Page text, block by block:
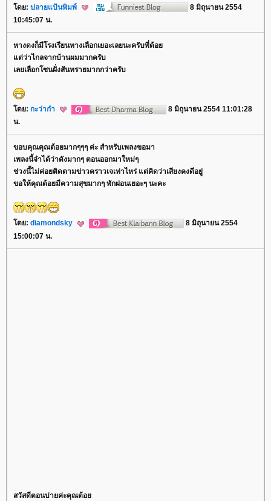
ดย: ปลายแป้นพิมพ์
8 มิถุนายน 2554
10:45:07 น.
หางดงก็มีโรงเรียนทางเลือกเยอะเลยนะครับพี่ต้อ
ต่ว่าไกลจากบ้านผมมากครับ
เลยเลือกโซนฝั่งสันทรายมากกว่าครับ
ดย: กะว่าก๋า
8 มิถุนายน 2554 11:01:28
น.
ขอบคุณคุณต้อยมากๆๆๆ ค่ะ สำหรับเพลงขอมา
เพลงนี้จำได้ว่าดังมากๆ ตอนออกมาใหม่ๆ
ช่วงนี้ไม่ค่อยติดตามข่าวคราวเจเท่าไหร่ แต่คิดว่าเสียงคงดีอยู่
ขอให้คุณต้อยมีความสุขมากๆ พักผ่อนเยอะๆ นะคะ
ดย: diamondsky
8 มิถุนายน 2554
15:00:07 น.
สวัสดีตอนบ่ายค่ะคุณต้อ